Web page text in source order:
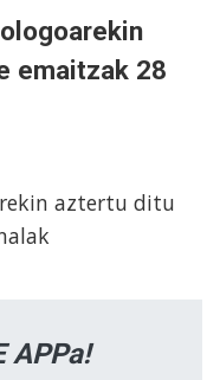
emaitzak 28
aztertu ditu
APPa!